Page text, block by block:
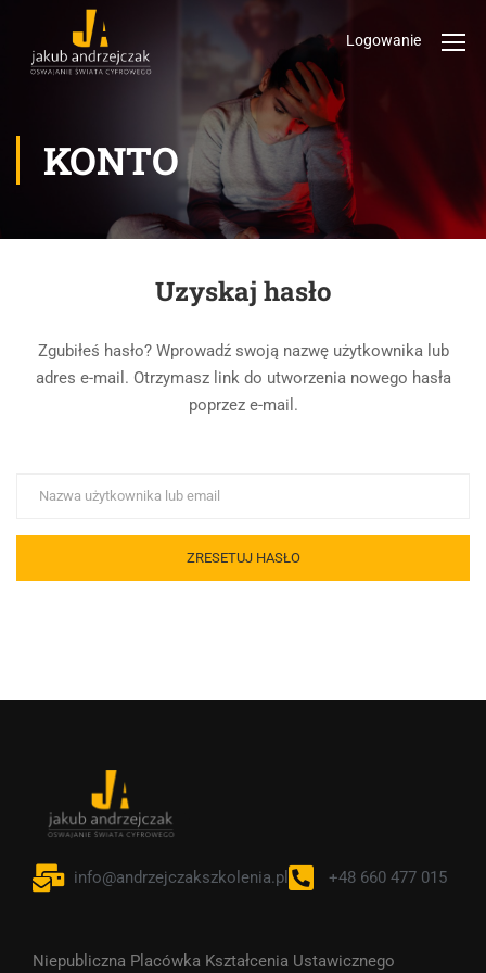
Logowanie
KONTO
Uzyskaj hasło
Zgubiłeś hasło? Wprowadź swoją nazwę użytkownika lub
adres e-mail. Otrzymasz link do utworzenia nowego hasła
poprzez e-mail.
info@andrzejczakszkolenia.pl +48 660 477 015
Niepubliczna Placówka Kształcenia Ustawicznego